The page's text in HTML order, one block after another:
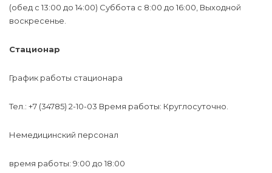
(обед с 13:00 до 14:00) Суббота с 8:00 до 16:00, Выходной
воскресенье.
Стационар
График работы стационара
Тел.: +7 (34785) 2-10-03 Время работы: Круглосуточно.
Немедицинский персонал
время работы: 9:00 до 18:00